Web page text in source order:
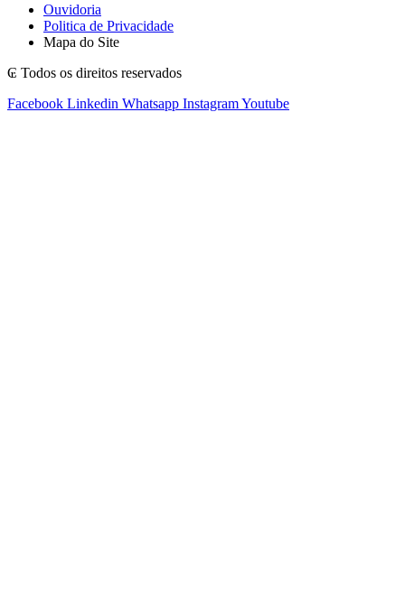
Ouvidoria
Politica de Privacidade
Mapa do Site
₢ Todos os direitos reservados
Facebook Linkedin Whatsapp InstagramYoutube